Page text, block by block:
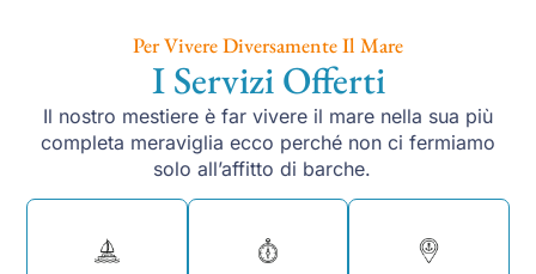
Per Vivere Diversamente Il Mare
I Servizi Offerti
Il nostro mestiere è far vivere il mare nella sua più
completa meraviglia ecco perché non ci fermiamo
solo all’affitto di barche.